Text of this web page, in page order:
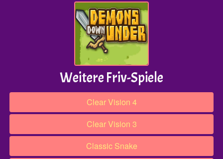
Weitere Friv-Spiele
Clear Vision 4
Clear Vision 3
Classic Snake